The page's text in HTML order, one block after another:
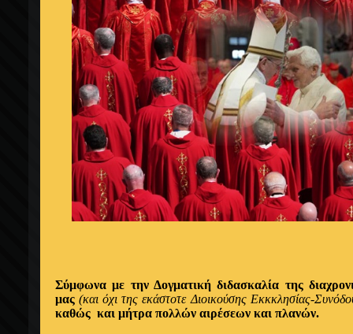
Σύμφωνα με την Δογματική διδασκαλία της
μας(και όχι της εκάστοτε Διοικούσης Εκκκλησίας-
καθώς και μήτρα πολλών αιρέσεων και πλανών.